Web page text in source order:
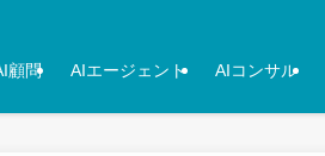
顧問 AIエージェント AIコンサル